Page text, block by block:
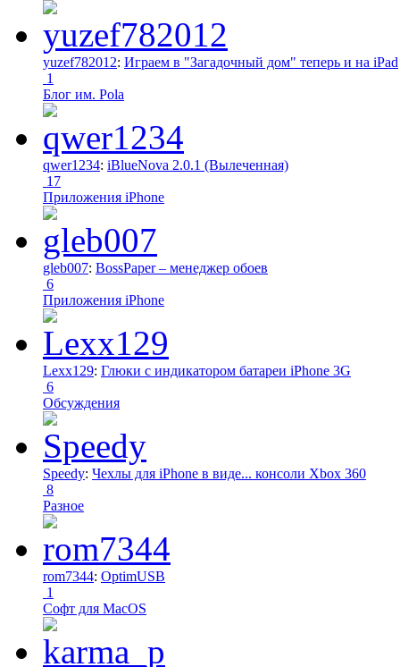
yuzef782012: Играем в "Загадочный дом" теперь и на iPad
1
Блог им. Pola
qwer1234: iBlueNova 2.0.1 (Вылеченная)
17
Приложения iPhone
gleb007: BossPaper – менеджер обоев
6
Приложения iPhone
Lexx129: Глюки с индикатором батареи iPhone 3G
6
Обсуждения
Speedy: Чехлы для iPhone в виде... консоли Xbox 360
8
Разное
rom7344: OptimUSB
1
Софт для MacOS